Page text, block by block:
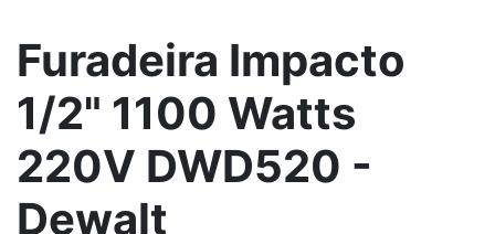
Furadeira Impacto
1/2" 1100 Watts
220V DWD520 -
Dewalt